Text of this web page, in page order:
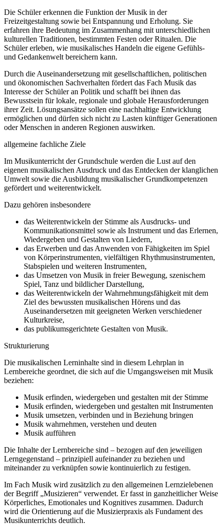
Die Schüler erkennen die Funktion der Musik in der
Freizeitgestaltung sowie bei Entspannung und Erholung. Sie
erfahren ihre Bedeutung im Zusammenhang mit unterschiedlichen
kulturellen Traditionen, bestimmten Festen oder Ritualen. Die
Schüler erleben, wie musikalisches Handeln die eigene Gefühls-
und Gedankenwelt bereichern kann.
Durch die Auseinandersetzung mit gesellschaftlichen, politischen
und ökonomischen Sachverhalten fördert das Fach Musik das
Interesse der Schüler an Politik und schafft bei ihnen das
Bewusstsein für lokale, regionale und globale Herausforderungen
ihrer Zeit. Lösungsansätze sollen eine nachhaltige Entwicklung
ermöglichen und dürfen sich nicht zu Lasten künftiger Generationen
oder Menschen in anderen Regionen auswirken.
allgemeine fachliche Ziele
Im Musikunterricht der Grundschule werden die Lust auf den
eigenen musikalischen Ausdruck und das Entdecken der klanglichen
Umwelt sowie die Ausbildung musikalischer Grundkompetenzen
gefördert und weiterentwickelt.
Dazu gehören insbesondere
das Weiterentwickeln der Stimme als Ausdrucks- und
Kommunikationsmittel sowie als Instrument und das Erlernen,
Wiedergeben und Gestalten von Liedern,
das Erwerben und das Anwenden von Fähigkeiten im Spiel
von Körperinstrumenten, vielfältigen Rhythmusinstrumenten,
Stabspielen und weiteren Instrumenten,
das Umsetzen von Musik in freier Bewegung, szenischem
Spiel, Tanz und bildlicher Darstellung,
das Weiterentwickeln der Wahrnehmungsfähigkeit mit dem
Ziel des bewussten musikalischen Hörens und das
Auseinandersetzen mit geeigneten Werken verschiedener
Kulturkreise,
das publikumsgerichtete Gestalten von Musik.
Strukturierung
Die musikalischen Lerninhalte sind in diesem Lehrplan in
Lernbereiche geordnet, die sich auf die Umgangsweisen mit Musik
beziehen:
Musik erfinden, wiedergeben und gestalten mit der Stimme
Musik erfinden, wiedergeben und gestalten mit Instrumenten
Musik umsetzen, verbinden und in Beziehung bringen
Musik wahrnehmen, verstehen und deuten
Musik aufführen
Die Inhalte der Lernbereiche sind – bezogen auf den jeweiligen
Lerngegenstand – prinzipiell aufeinander zu beziehen und
miteinander zu verknüpfen sowie kontinuierlich zu festigen.
Im Fach Musik wird zusätzlich zu den allgemeinen Lernzielebenen
der Begriff „Musizieren“ verwendet. Er fasst in ganzheitlicher Weise
Körperliches, Emotionales und Kognitives zusammen. Dadurch
wird die Orientierung auf die Musizierpraxis als Fundament des
Musikunterrichts deutlich.